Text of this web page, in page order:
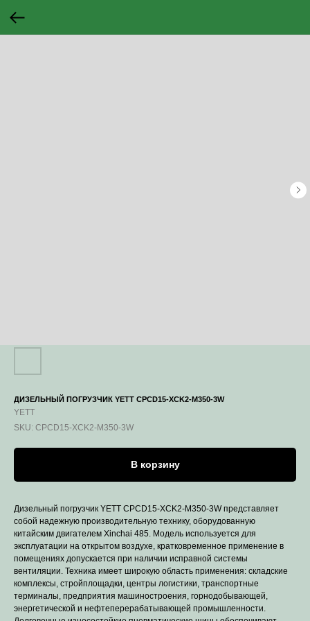
ДИЗЕЛЬНЫЙ ПОГРУЗЧИК YETT CPCD15-XCK2-M350-3W
YETT
SKU: CPCD15-XCK2-M350-3W
В корзину
Дизельный погрузчик YETT CPCD15-XCK2-M350-3W представляет
собой надежную производительную технику, оборудованную
китайским двигателем Xinchai 485. Модель используется для
эксплуатации на открытом воздухе, кратковременное применение в
помещениях допускается при наличии исправной системы
вентиляции. Техника имеет широкую область применения: складские
комплексы, стройплощадки, центры логистики, транспортные
терминалы, предприятия машиностроения, горнодобывающей,
энергетической и нефтеперерабатывающей промышленности.